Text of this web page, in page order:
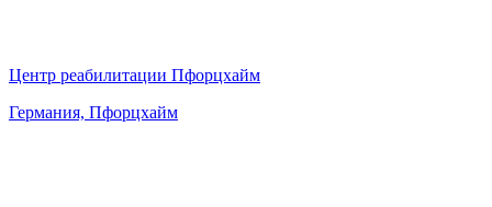
Центр реабилитации Пфорцхайм
Германия, Пфорцхайм